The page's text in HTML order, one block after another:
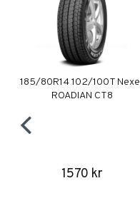
185/80R14 102/100T
ROADIAN CT8
1570 kr